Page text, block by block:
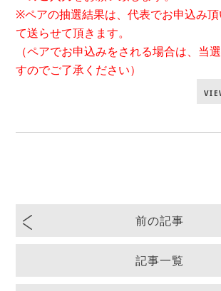
※ペアの抽選結果は、代表でお申込み
て送らせて頂きます。
（ペアでお申込みをされる場合は、当
すのでご了承ください）
前の記事
記事一覧